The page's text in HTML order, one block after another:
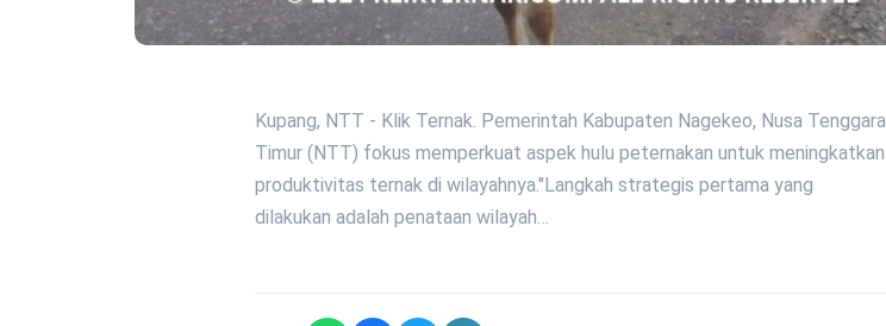
Kupang, NTT - Klik Ternak. Pemerintah Kabupaten Nagekeo, Nusa Tenggara
Timur (NTT) fokus memperkuat aspek hulu peternakan untuk meningkatkan
produktivitas ternak di wilayahnya."Langkah strategis pertama yang
dilakukan adalah penataan wilayah…